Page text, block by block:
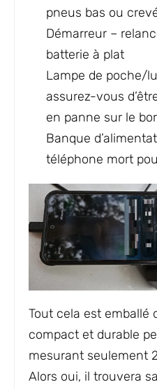
pneus bas ou
Démarreur –
batterie à plat
Lampe de poche/
assurez-vous
en panne sur le
Banque
téléphone mort
Tout cela est emballé
compact et durable
mesurant seulement
Alors oui, il trouvera